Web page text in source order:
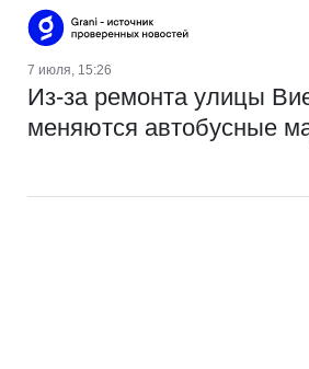
7 июля, 15:26
Из-за ремонта улицы
меняются автобусные